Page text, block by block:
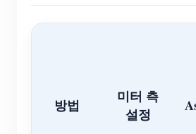
뉴스
방법
미터 측
설정